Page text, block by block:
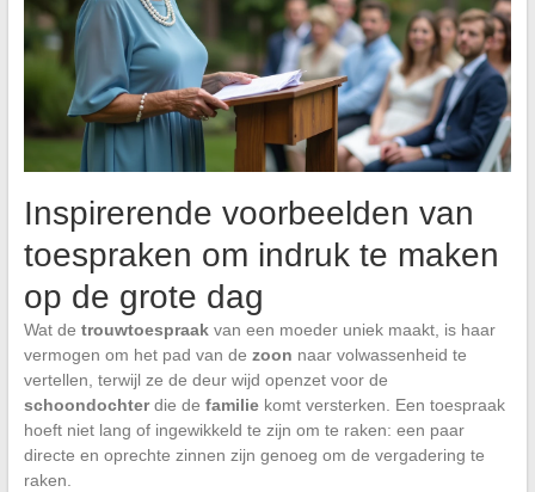
Inspirerende voorbeelden van
toespraken om indruk te maken
op de grote dag
Wat de trouwtoespraakvan een moeder uniek maakt, is haar
vermogen om het pad van de zoon naar volwassenheid te
vertellen, terwijl ze de deur wijd openzet voor de
schoondochterdie de familiekomt versterken. Een toespraak
hoeft niet lang of ingewikkeld te zijn om te raken: een paar
directe en oprechte zinnen zijn genoeg om de vergadering te
raken.